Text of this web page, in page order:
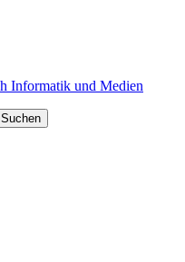
Suchen